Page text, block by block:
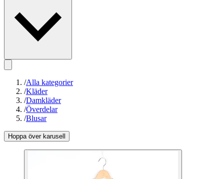
/Alla kategorier
/Kläder
/Damkläder
/Överdelar
/Blusar
Hoppa över karusell